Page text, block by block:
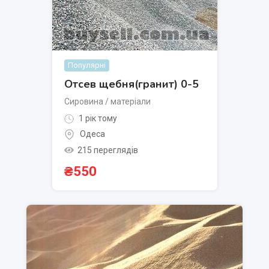
Популярні
Отсев щебня(гранит) 0-5
Сировина / матеріали
1 рік тому
Одеса
215 переглядів
₴550